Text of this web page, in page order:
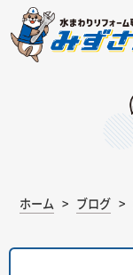
ホーム ブログ